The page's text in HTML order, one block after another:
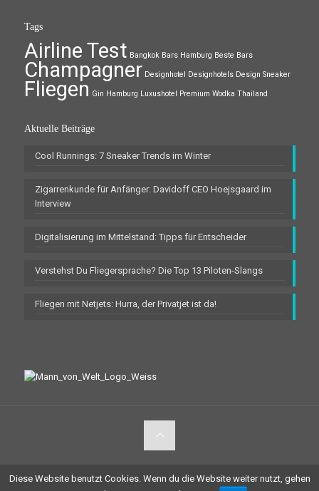
Tags
Airline Test Bangkok Bars Hamburg Beste Bars
Champagner Designhotel Designhotels Design Sneaker
Fliegen Gin Hamburg Luxushotel Premium Wodka Thailand
Aktuelle Beiträge
Cool Runnings: 7 Sneaker Trends im Winter
Zigarrenkunde für Anfänger: Davidoff CEO Hoejsgaard im
Interview
Digitalisierung im Mittelstand: Tipps für Entscheider
Verstehst Du Fliegersprache? Die Top 13 Piloten-Slangs
Fliegen mit Netjets: Hurra, der Privatjet ist da!
Diese Website benutzt Cookies. Wenn du die Website weiter nutzt, gehen